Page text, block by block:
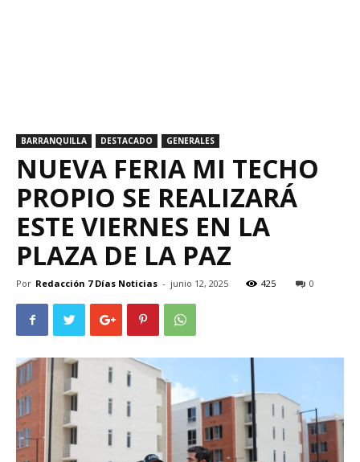
BARRANQUILLA DESTACADO GENERALES
NUEVA FERIA MI TECHO
PROPIO SE REALIZARÁ
ESTE VIERNES EN LA
PLAZA DE LA PAZ
Por Redacción 7 Días Noticias - junio 12, 2025 425 0